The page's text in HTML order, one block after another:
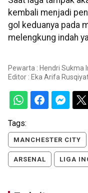
kembali menjadi
gol keduanya pada
melengkung indah
Pewarta : Hendri Sukma
Editor : Eka Arifa
Tags:
MANCHESTER CITY
ARSENAL LIGA